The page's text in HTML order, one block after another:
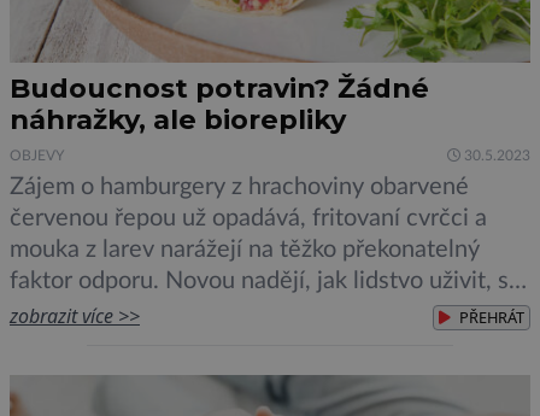
Budoucnost potravin? Žádné
náhražky, ale biorepliky
OBJEVY 30.5.2023
Zájem o hamburgery z hrachoviny obarvené
červenou řepou už opadává, fritovaní cvrčci a
mouka z larev narážejí na těžko překonatelný
faktor odporu. Novou nadějí, jak lidstvo uživit, se
stávají potraviny přirozené, ale vzniklé z buněk v
belgickém Gentu si hýčkají Margaret. Je ocelová,
výkonnosti špičkových dojnic sice zdaleka […]
zobrazit více >> PŘEHRÁT